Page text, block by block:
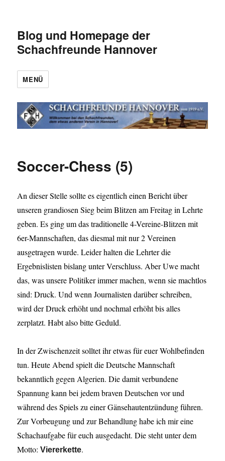
Blog und Homepage der
Schachfreunde Hannover
MENÜ
Soccer-Chess (5)
An dieser Stelle sollte es eigentlich einen Bericht über
unseren grandiosen Sieg beim Blitzen am Freitag in Lehrte
geben. Es ging um das traditionelle 4-Vereine-Blitzen mit
6er-Mannschaften, das diesmal mit nur 2 Vereinen
ausgetragen wurde. Leider halten die Lehrter die
Ergebnislisten bislang unter Verschluss. Aber Uwe macht
das, was unsere Politiker immer machen, wenn sie machtlos
sind: Druck. Und wenn Journalisten darüber schreiben,
wird der Druck erhöht und nochmal erhöht bis alles
zerplatzt. Habt also bitte Geduld.
In der Zwischenzeit solltet ihr etwas für euer Wohlbefinden
tun. Heute Abend spielt die Deutsche Mannschaft
bekanntlich gegen Algerien. Die damit verbundene
Spannung kann bei jedem braven Deutschen vor und
während des Spiels zu einer Gänsehautentzündung führen.
Zur Vorbeugung und zur Behandlung habe ich mir eine
Schachaufgabe für euch ausgedacht. Die steht unter dem
Motto:Viererkette.